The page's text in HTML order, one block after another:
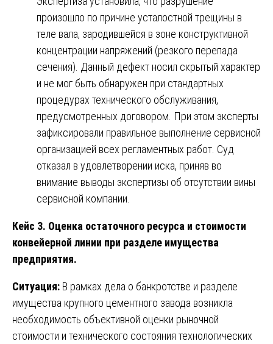
произошло по причине усталостной трещины в
теле вала, зародившейся в зоне конструктивной
концентрации напряжений (резкого перепада
сечения). Данный дефект носил скрытый характер
и не мог быть обнаружен при стандартных
процедурах технического обслуживания,
предусмотренных договором. При этом эксперты
зафиксировали правильное выполнение сервисной
организацией всех регламентных работ. Суд
отказал в удовлетворении иска, приняв во
внимание выводы экспертизы об отсутствии вины
сервисной компании.
Кейс 3. Оценка остаточного ресурса и стоимости
конвейерной линии при разделе имущества
предприятия.
Ситуация: В рамках дела о банкротстве и разделе
имущества крупного цементного завода возникла
необходимость объективной оценки рыночной
стоимости и технического состояния технологических